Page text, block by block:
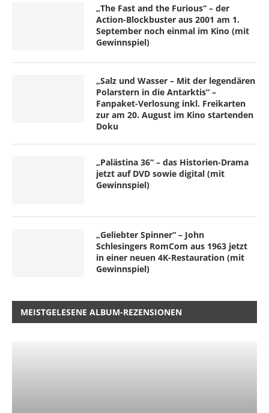
„The Fast and the Furious“ – der
Action-Blockbuster aus 2001 am 1.
September noch einmal im Kino (mit
Gewinnspiel)
„Salz und Wasser – Mit der legendären
Polarstern in die Antarktis“ –
Fanpaket-Verlosung inkl. Freikarten
zur am 20. August im Kino startenden
Doku
„Palästina 36“ – das Historien-Drama
jetzt auf DVD sowie digital (mit
Gewinnspiel)
„Geliebter Spinner“ – John
Schlesingers RomCom aus 1963 jetzt
in einer neuen 4K-Restauration (mit
Gewinnspiel)
MEISTGELESENE ALBUM-REZENSIONEN